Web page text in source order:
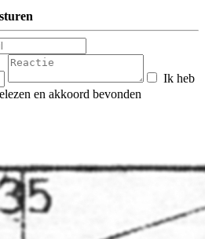
Ik heb
en akkoord bevonden